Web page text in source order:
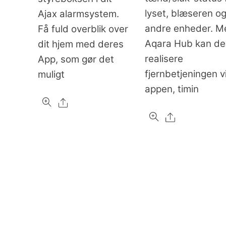
Ajax alarmsystem.
Få fuld overblik over
dit hjem med deres
App, som gør det
muligt
Share
lyset, blæseren og
andre enheder.
Aqara Hub kan
realisere
fjernbetjeningen
appen, timin
Share